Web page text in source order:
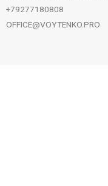
+79277180808
OFFICE@VOYTENKO.PRO